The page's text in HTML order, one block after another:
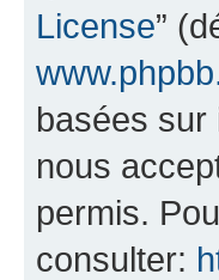
License”
basées sur
nous
permis.
consulter: